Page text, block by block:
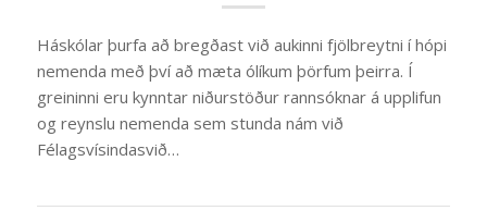
Háskólar þurfa að bregðast við aukinni fjölbreytni í hópi
nemenda með því að mæta ólíkum þörfum þeirra. Í
greininni eru kynntar niðurstöður rannsóknar á upplifun
og reynslu nemenda sem stunda nám við
Félagsvísindasvið…